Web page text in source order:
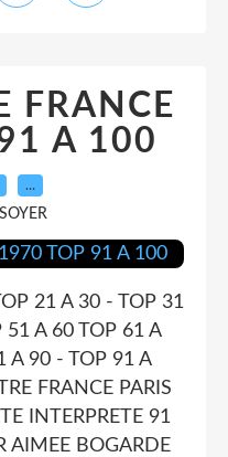
FRANCE
A 100
…
21 A 30 - TOP 31
A 60 TOP 61 A
A 90 - TOP 91 A
FRANCE PARIS
INTERPRETE 91
AIMEE BOGARDE